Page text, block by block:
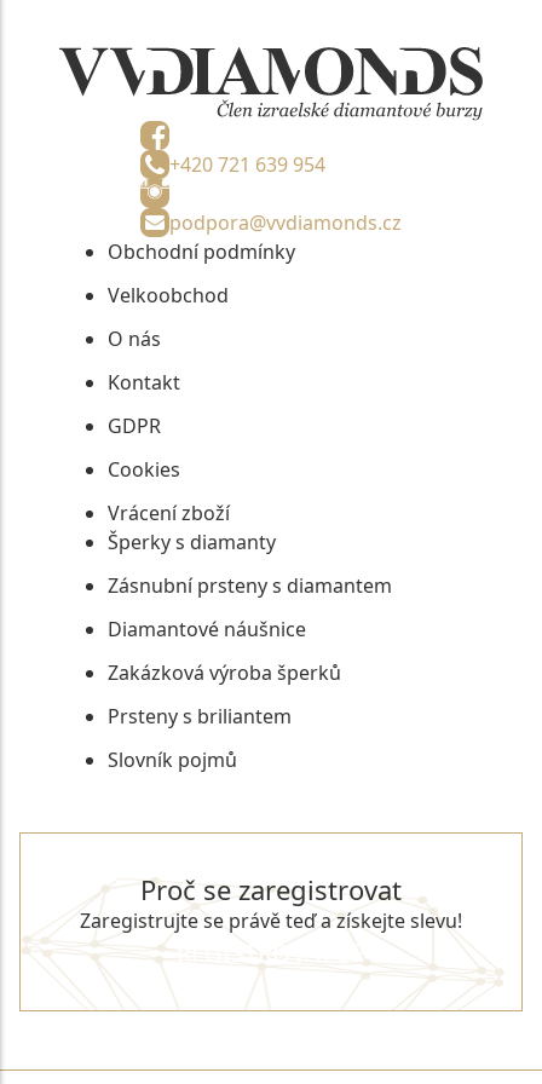
+420 721 639 954
podpora@vvdiamonds.cz
Obchodní podmínky
Velkoobchod
O nás
Kontakt
GDPR
Cookies
Vrácení zboží
Šperky s diamanty
Zásnubní prsteny s diamantem
Diamantové náušnice
Zakázková výroba šperků
Prsteny s briliantem
Slovník pojmů
Proč se zaregistrovat
Zaregistrujte se právě teď a získejte slevu!
REGISTROVAT SE